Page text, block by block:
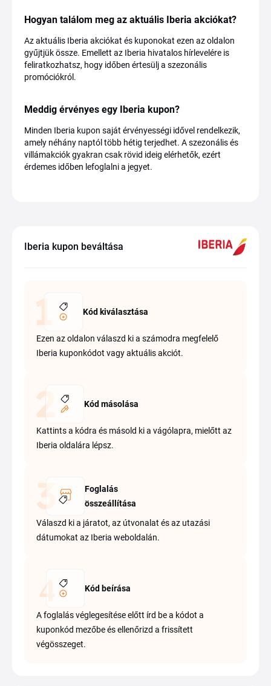
Hogyan találom meg az aktuális Iberia akciókat?
Az aktuális Iberia akciókat és kuponokat ezen az oldalon
gyűjtjük össze. Emellett az Iberia hivatalos hírlevelére is
feliratkozhatsz, hogy időben értesülj a szezonális
promóciókról.
Meddig érvényes egy Iberia kupon?
Minden Iberia kupon saját érvényességi idővel rendelkezik,
amely néhány naptól több hétig terjedhet. A szezonális és
villámakciók gyakran csak rövid ideig elérhetők, ezért
érdemes időben lefoglalni a jegyet.
Iberia kupon beváltása
Kód kiválasztása
Ezen az oldalon válaszd ki a számodra megfelelő
Iberia kuponkódot vagy aktuális akciót.
Kód másolása
Kattints a kódra és másold ki a vágólapra, mielőtt az
Iberia oldalára lépsz.
Foglalás
összeállítása
Válaszd ki a járatot, az útvonalat és az utazási
dátumokat az Iberia weboldalán.
Kód beírása
A foglalás véglegesítése előtt írd be a kódot a
kuponkód mezőbe és ellenőrizd a frissített
végösszeget.